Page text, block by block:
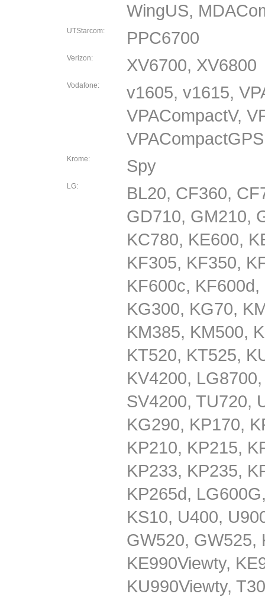
WingUS,
UTStarcom: PPC6700
Verizon: XV6700, XV6800
Vodafone:
v1605, v1615,
VPACompactV,
Krome: Spy
LG:
BL20, CF360,
GD710, GM210,
KC780, KE600,
KF305, KF350,
KF600c,
KG300, KG70,
KM385, KM500,
KT520, KT525,
KV4200,
SV4200, TU720,
KG290, KP170,
KP210, KP215,
KP233, KP235,
KP265d,
KS10, U400,
GW520, GW525,
KE990Viewty,
KU990Viewty,